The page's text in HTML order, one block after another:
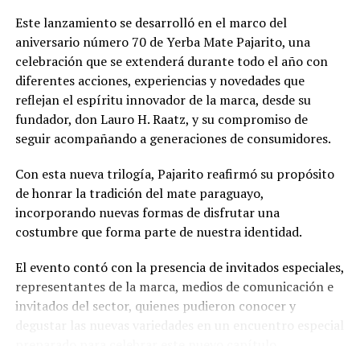
Este lanzamiento se desarrolló en el marco del
aniversario número 70 de Yerba Mate Pajarito, una
celebración que se extenderá durante todo el año con
diferentes acciones, experiencias y novedades que
reflejan el espíritu innovador de la marca, desde su
fundador, don Lauro H. Raatz, y su compromiso de
seguir acompañando a generaciones de consumidores.
Con esta nueva trilogía, Pajarito reafirmó su propósito
de honrar la tradición del mate paraguayo,
incorporando nuevas formas de disfrutar una
costumbre que forma parte de nuestra identidad.
El evento contó con la presencia de invitados especiales,
representantes de la marca, medios de comunicación e
invitados del sector, quienes pudieron conocer y